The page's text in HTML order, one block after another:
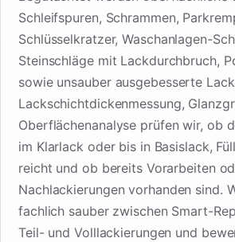
Schleifspuren, Schrammen,
Schlüsselkratzer, Waschanlagen-
Steinschläge mit Lackdurchbruch,
sowie unsauber ausgebesserte
Lackschichtdickenmessung,
Oberflächenanalyse prüfen wir, ob
im Klarlack oder bis in Basislack,
reicht und ob bereits Vorarbeiten
Nachlackierungen vorhanden sind.
fachlich sauber zwischen Smart-
Teil- und Volllackierungen und